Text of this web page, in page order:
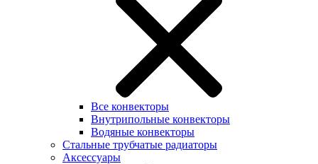
Все конвекторы
Внутрипольные конвекторы
Водяные конвекторы
Стальные трубчатые радиаторы
Аксессуары